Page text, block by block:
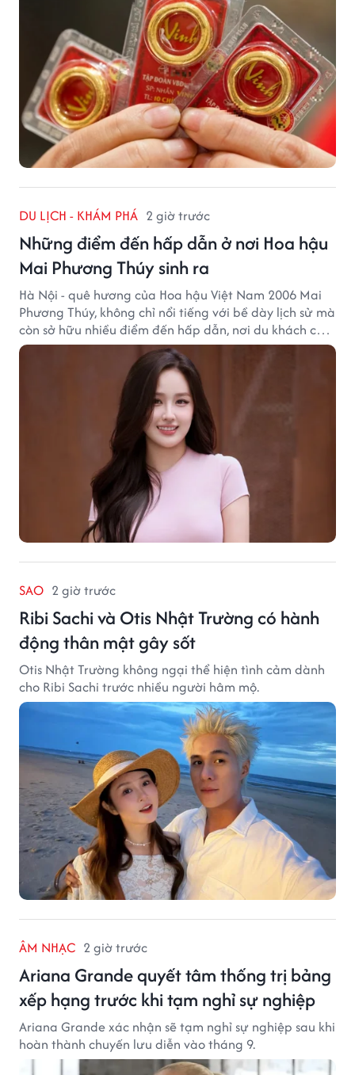
DU LỊCH - KHÁM PHÁ 2 giờ trước
Những điểm đến hấp dẫn ở nơi Hoa hậu
Mai Phương Thúy sinh ra
Hà Nội - quê hương của Hoa hậu Việt Nam 2006 Mai
Phương Thúy, không chỉ nổi tiếng với bề dày lịch sử mà
còn sở hữu nhiều điểm đến hấp dẫn, nơi du khách có
thể cảm nhận trọn vẹn vẻ đẹp cổ kính xen lẫn nhịp
sống hiện đại của Thủ đô.
SAO 2 giờ trước
Ribi Sachi và Otis Nhật Trường có hành
động thân mật gây sốt
Otis Nhật Trường không ngại thể hiện tình cảm dành
cho Ribi Sachi trước nhiều người hâm mộ.
ÂM NHẠC 2 giờ trước
Ariana Grande quyết tâm thống trị bảng
xếp hạng trước khi tạm nghỉ sự nghiệp
Ariana Grande xác nhận sẽ tạm nghỉ sự nghiệp sau khi
hoàn thành chuyến lưu diễn vào tháng 9.